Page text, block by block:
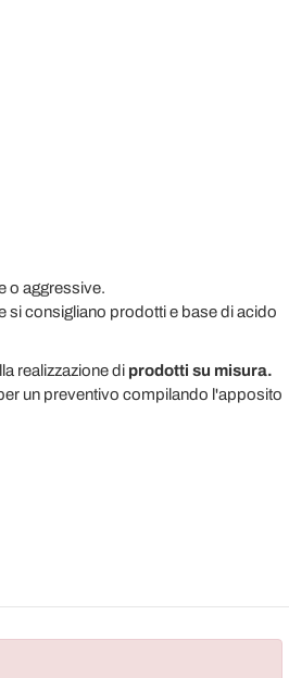
o aggressive.
si consigliano prodotti e base di acido
realizzazione diprodotti su misura.
un preventivo compilando l'apposito